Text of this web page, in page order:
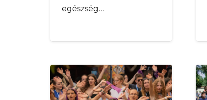
egészség…